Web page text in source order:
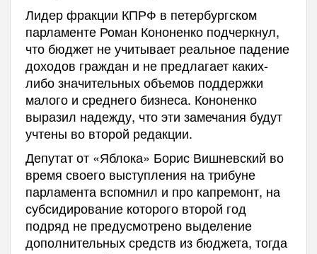
Лидер фракции КПРФ в петербургском
парламенте Роман Кононенко подчеркнул,
что бюджет не учитывает реальное падение
доходов граждан и не предлагает каких-
либо значительных объемов поддержки
малого и среднего бизнеса. Кононенко
выразил надежду, что эти замечания будут
учтены во второй редакции.
Депутат от «Яблока» Борис Вишневский во
время своего выступления на трибуне
парламента вспомнил и про капремонт, на
субсидирование которого второй год
подряд не предусмотрено выделение
дополнительных средств из бюджета, тогда